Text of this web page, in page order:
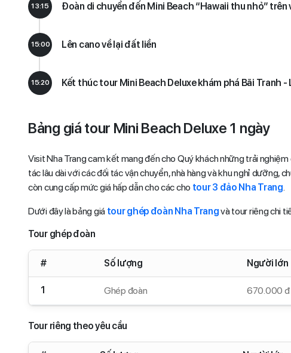
13:15 Đoàn di chuyển đến Mini Beach “Hawaii thu nhỏ” trên
15:00 Lên cano về lại đất liền
15:20 Kết thúc tour Mini Beach Deluxe khám phá Bãi Tranh
Bảng giá tour Mini Beach Deluxe 1 ngày
Visit Nha Trang cam kết mang đến cho Quý khách những trải
tác lâu dài với các đối tác vận chuyển, nhà hàng và khu nghỉ dưỡng,
còn cung cấp mức giá hấp dẫn cho các cho tour 3 đảo Nha Trang.
Dưới đây là bảng giá tour ghép đoàn Nha Trangvà tour riêng chi
Tour ghép đoàn
# Số lượng Người lớn
1 Ghép đoàn 670.000 đ
Tour riêng theo yêu cầu